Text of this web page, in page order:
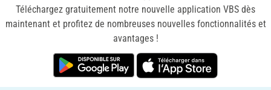
Téléchargez gratuitement notre nouvelle application VBS dès
maintenant et profitez de nombreuses nouvelles fonctionnalités et
avantages !